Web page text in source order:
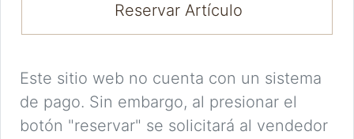
Reservar Artículo
Este sitio web no cuenta con un sistema
de pago. Sin embargo, al presionar el
botón "reservar" se solicitará al vendedor